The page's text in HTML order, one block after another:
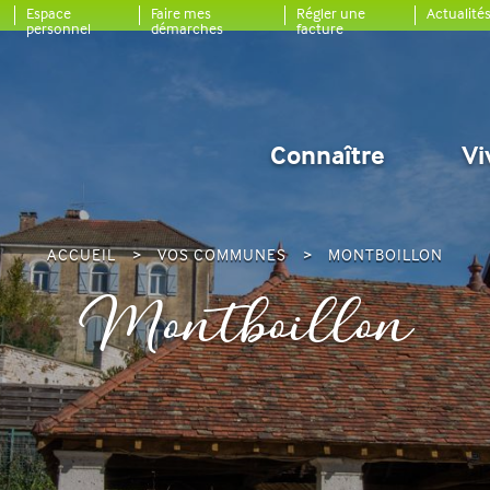
Espace
personnel
Faire mes
démarches
Régler une
facture
Connaître
ACCUEIL VOS COMMUNES MONTBOILLON
Montboillon